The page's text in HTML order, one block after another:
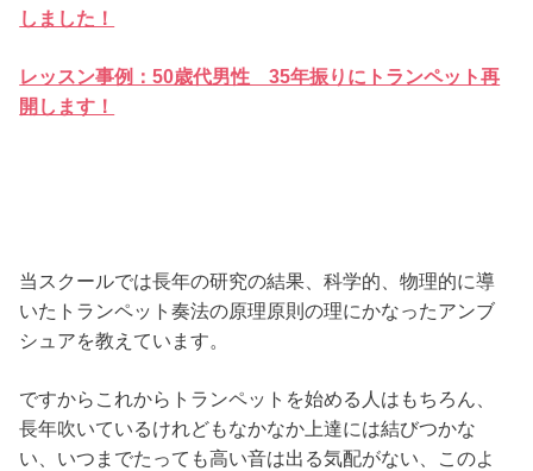
しました！
レッスン事例：50歳代男性 35年振りにトランペット再
開します！
当スクールでは長年の研究の結果、科学的、物理的に導
いたトランペット奏法の原理原則の理にかなったアンブ
シュアを教えています。
ですからこれからトランペットを始める人はもちろん、
長年吹いているけれどもなかなか上達には結びつかな
い、いつまでたっても高い音は出る気配がない、このよ